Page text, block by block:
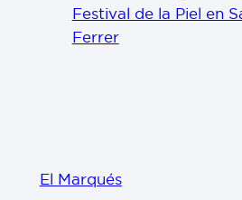
Festival de la Piel en
Ferrer
El Marqués